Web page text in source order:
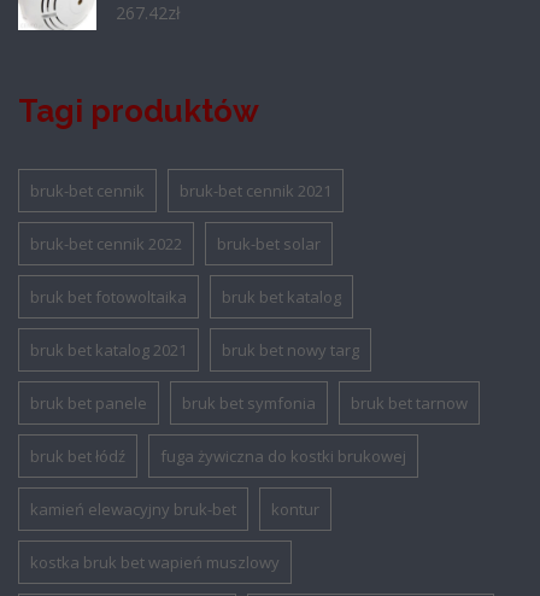
267.42zł
Tagi produktów
bruk-bet cennik bruk-bet cennik 2021
bruk-bet cennik 2022 bruk-bet solar
bruk bet fotowoltaika bruk bet katalog
bruk bet katalog 2021 bruk bet nowy targ
bruk bet panele bruk bet symfonia bruk bet tarnow
bruk bet łódź fuga żywiczna do kostki brukowej
kamień elewacyjny bruk-bet kontur
kostka bruk bet wapień muszlowy